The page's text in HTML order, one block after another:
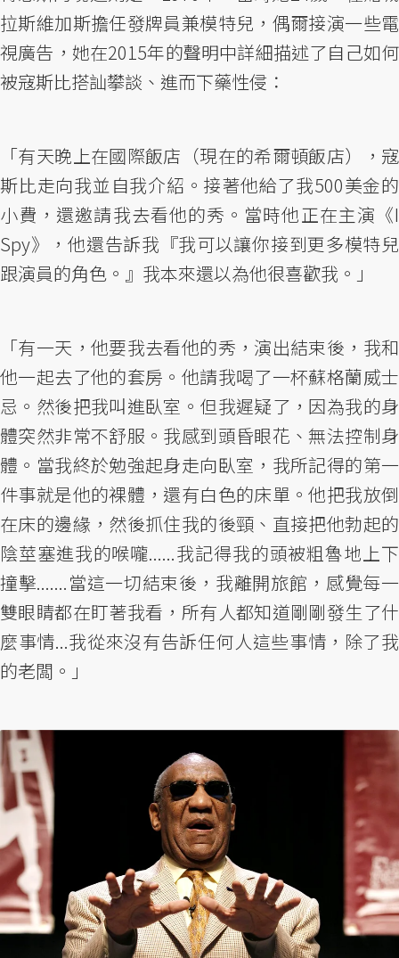
拉斯維加斯擔任發牌員兼模特兒，偶爾接演一些電
視廣告，她在2015年的聲明中詳細描述了自己如何
被寇斯比搭訕攀談、進而下藥性侵：
「有天晚上在國際飯店（現在的希爾頓飯店），寇
斯比走向我並自我介紹。接著他給了我500美金的
小費，還邀請我去看他的秀。當時他正在主演《I
Spy》，他還告訴我『我可以讓你接到更多模特兒
跟演員的角色。』我本來還以為他很喜歡我。」
「有一天，他要我去看他的秀，演出結束後，我和
他一起去了他的套房。他請我喝了一杯蘇格蘭威士
忌。然後把我叫進臥室。但我遲疑了，因為我的身
體突然非常不舒服。我感到頭昏眼花、無法控制身
體。當我終於勉強起身走向臥室，我所記得的第一
件事就是他的裸體，還有白色的床單。他把我放倒
在床的邊緣，然後抓住我的後頸、直接把他勃起的
陰莖塞進我的喉嚨......我記得我的頭被粗魯地上下
撞擊.......當這一切結束後，我離開旅館，感覺每一
雙眼睛都在盯著我看，所有人都知道剛剛發生了什
麼事情...我從來沒有告訴任何人這些事情，除了我
的老闆。」